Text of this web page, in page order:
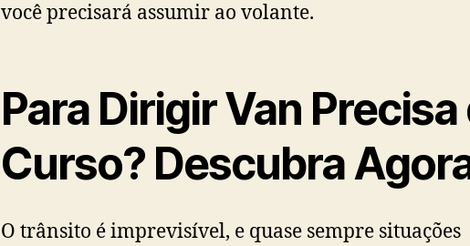
você precisará assumir ao volante.
Para Dirigir Van Precisa
Curso? Descubra
O trânsito é imprevisível, e quase sempre situações